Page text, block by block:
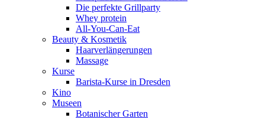
Die perfekte Grillparty
Whey protein
All-You-Can-Eat
Beauty & Kosmetik
Haarverlängerungen
Massage
Kurse
Barista-Kurse in Dresden
Kino
Museen
Botanischer Garten